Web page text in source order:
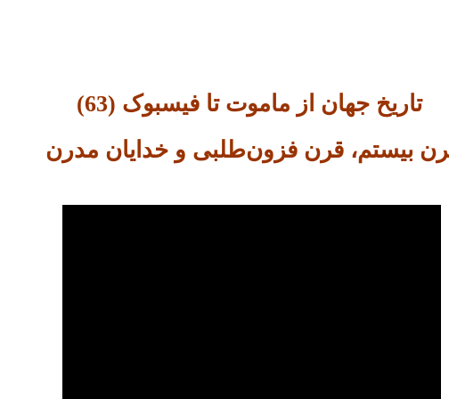
تاریخ جهان از ماموت تا فیسبوک (63)
بیستم، قرن فزون‌طلبی و خدایان مدرن